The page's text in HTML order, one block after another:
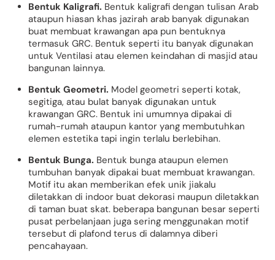
Bentuk Kaligrafi. Bentuk kaligrafi dengan tulisan Arab
ataupun hiasan khas jazirah arab banyak digunakan
buat membuat krawangan apa pun bentuknya
termasuk GRC. Bentuk seperti itu banyak digunakan
untuk Ventilasi atau elemen keindahan di masjid atau
bangunan lainnya.
Bentuk Geometri. Model geometri seperti kotak,
segitiga, atau bulat banyak digunakan untuk
krawangan GRC. Bentuk ini umumnya dipakai di
rumah-rumah ataupun kantor yang membutuhkan
elemen estetika tapi ingin terlalu berlebihan.
Bentuk Bunga. Bentuk bunga ataupun elemen
tumbuhan banyak dipakai buat membuat krawangan.
Motif itu akan memberikan efek unik jiakalu
diletakkan di indoor buat dekorasi maupun diletakkan
di taman buat skat. beberapa bangunan besar seperti
pusat perbelanjaan juga sering menggunakan motif
tersebut di plafond terus di dalamnya diberi
pencahayaan.